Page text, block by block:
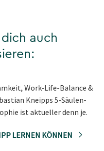
auch
Work-Life-Balance &
Kneipps 5-Säulen-
ist aktueller denn je.
LERNEN KÖNNEN